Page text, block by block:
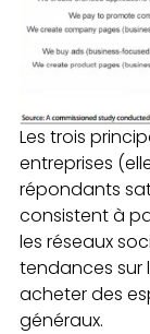
Les trois
entreprises
répondants
consistent à
les réseaux
tendances sur
acheter des
généraux.